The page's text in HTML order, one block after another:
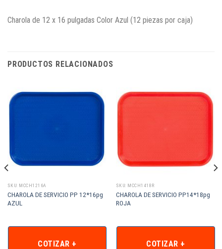
Charola de 12 x 16 pulgadas Color Azul (12 piezas por caja)
PRODUCTOS RELACIONADOS
SKU: MCCH1216A
CHAROLA DE SERVICIO PP 12*16pg
AZUL
COTIZAR +
SKU: MCCH1418R
CHAROLA DE SERVICIO PP14*18pg
ROJA
COTIZAR +